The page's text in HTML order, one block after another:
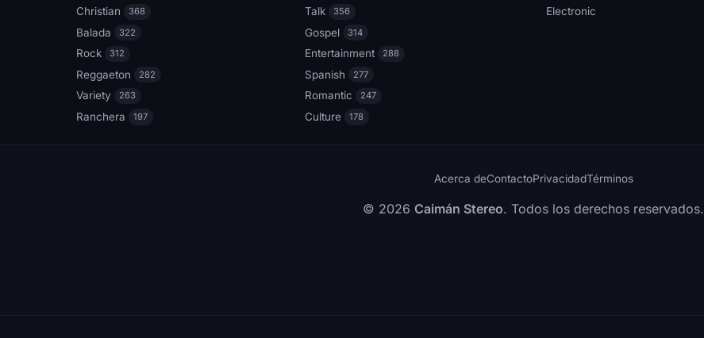
Christian 368 Talk 356
Balada 322 Gospel 314
Rock 312 Entertainment 288
Reggaeton 282 Spanish 277
Variety 263 Romantic 247
Ranchera 197 Culture 178
Electronic
Acerca deContactoPrivacidadTérminos
© 2026 Caimán Stereo. Todos los derechos reservados.